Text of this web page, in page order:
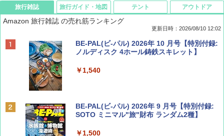
旅行雑誌
Amazon 旅行雑誌 の売れ筋ランキング
更新日時：2026/08/10 12:02
BE-PAL(ビ-パル) 2026年 10 月号【特別付録:
ノルディスク 4ホール鋳鉄スキレット】
￥1,540
BE-PAL(ビ-パル) 2026年 9 月号【特別付録:
SOTO ミニマル"旅"財布 ランダム2種】
￥1,500
旅行ガイド・地図 テント アウトドア